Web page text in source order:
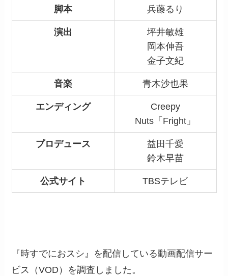
脚本 兵藤るり
演出
坪井敏雄
岡本伸吾
金子文紀
音楽 青木沙也果
エンディング
Creepy
Nuts「Fright」
プロデュース
益田千愛
鈴木早苗
公式サイト TBSテレビ
『時すでにおスシ』を配信している動画配信サー
ビス（VOD）を調査しました。